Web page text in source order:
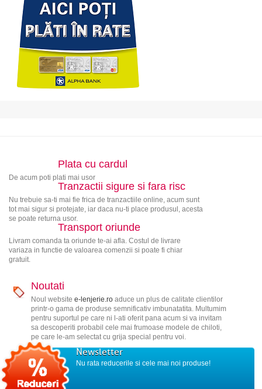
Plata cu cardul
De acum poti plati mai usor
Tranzactii sigure si fara risc
Nu trebuie sa-ti mai fie frica de tranzactiile online, acum sunt
tot mai sigur si protejate, iar daca nu-ti place produsul, acesta
se poate returna usor.
Transport oriunde
Livram comanda ta oriunde te-ai afla. Costul de livrare
variaza in functie de valoarea comenzii si poate fi chiar
gratuit.
Noutati
Noul website e-lenjerie.roaduce un plus de calitate clientilor
printr-o gama de produse semnificativ imbunatatita. Multumim
pentru suportul pe care ni l-ati oferit pana acum si va invitam
sa descoperiti probabil cele mai frumoase modele de chiloti,
pe care le-am selectat cu grija special pentru voi.
Newsletter
Nu rata reducerile si cele mai noi produse!